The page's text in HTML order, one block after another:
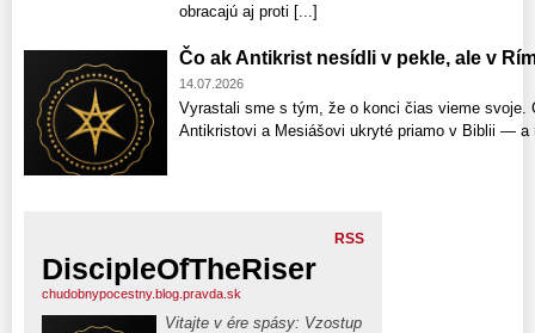
obracajú aj proti [...]
Čo ak Antikrist nesídli v pekle, ale v
14.07.2026
Vyrastali sme s tým, že o konci čias vieme svoje.
Antikristovi a Mesiášovi ukryté priamo v Biblii — a
RSS
DiscipleOfTheRiser
chudobnypocestny.blog.pravda.sk
Vitajte v ére spásy: Vzostup